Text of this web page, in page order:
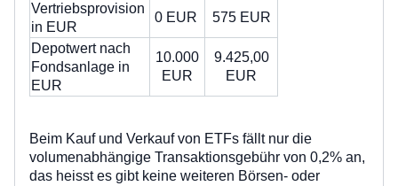
Vertriebsprovision
in EUR
0 EUR 575 EUR
Depotwert nach
Fondsanlage in
EUR
10.000
EUR
9.425,00
EUR
Beim Kauf und Verkauf von ETFs fällt nur die
volumenabhängige Transaktionsgebühr von 0,2% an,
das heisst es gibt keine weiteren Börsen- oder